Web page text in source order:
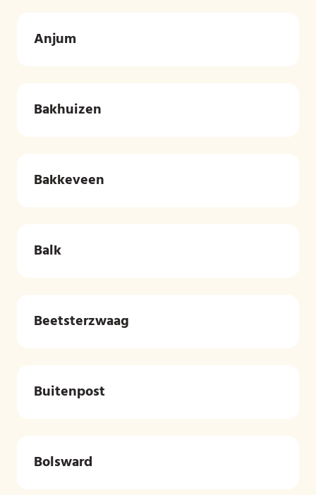
Anjum
Bakhuizen
Bakkeveen
Balk
Beetsterzwaag
Buitenpost
Bolsward